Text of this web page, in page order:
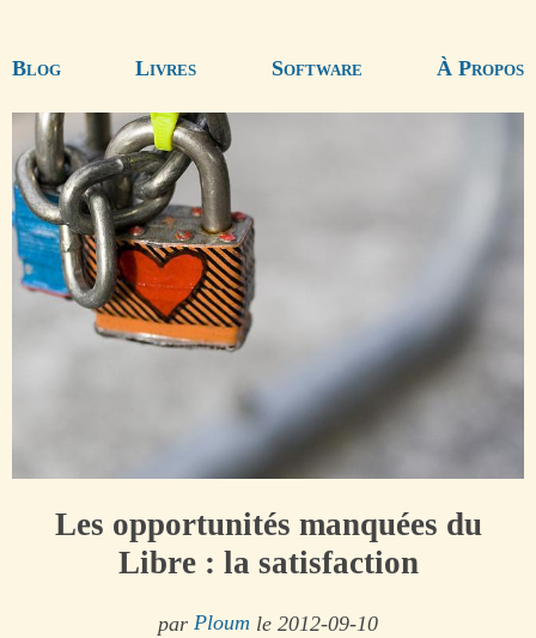
Blog Livres Software À Propos
Les opportunités manquées du
Libre : la satisfaction
par Ploum le 2012-09-10